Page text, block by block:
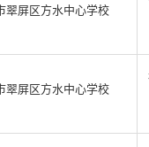
翠屏区方水中心学校
翠屏区方水中心学校